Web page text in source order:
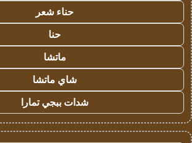
حناء شعر
حنا
ماتشا
شاي ماتشا
شدات ببجي تمارا